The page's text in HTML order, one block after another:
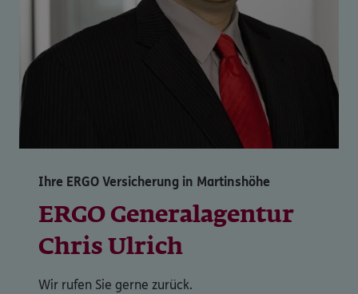
Ihre ERGO Versicherung in Martinshöhe
ERGO Generalagentur
Chris Ulrich
Wir rufen Sie gerne zurück.